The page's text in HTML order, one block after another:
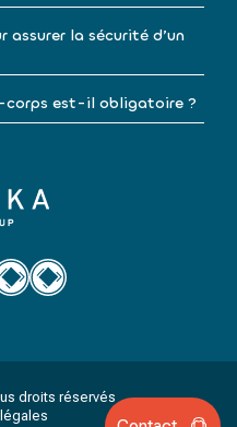
la sécurité d’un
corps est-il obligatoire ?
droits réservés